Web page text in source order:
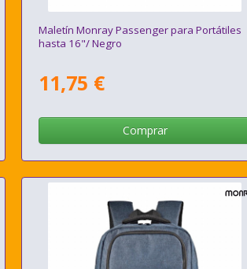
Maletín Monray Passenger para Portátiles
hasta 16"/ Negro
11,75 €
Comprar